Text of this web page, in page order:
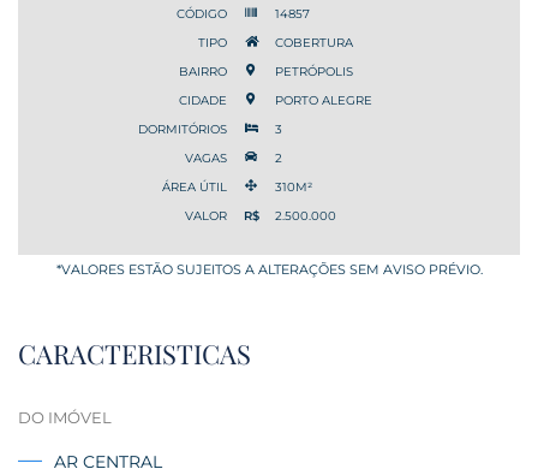
CÓDIGO
TIPO
BAIRRO
CIDADE
DORMITÓRIOS
VAGAS
ÁREA ÚTIL
VALOR
R$
14857
COBERTURA
PETRÓPOLIS
PORTO ALEGRE
3
2
310M²
2.500.000
*VALORES ESTÃO SUJEITOS A ALTERAÇÕES SEM AVISO PRÉVIO.
CARACTERISTICAS
DO IMÓVEL
AR CENTRAL